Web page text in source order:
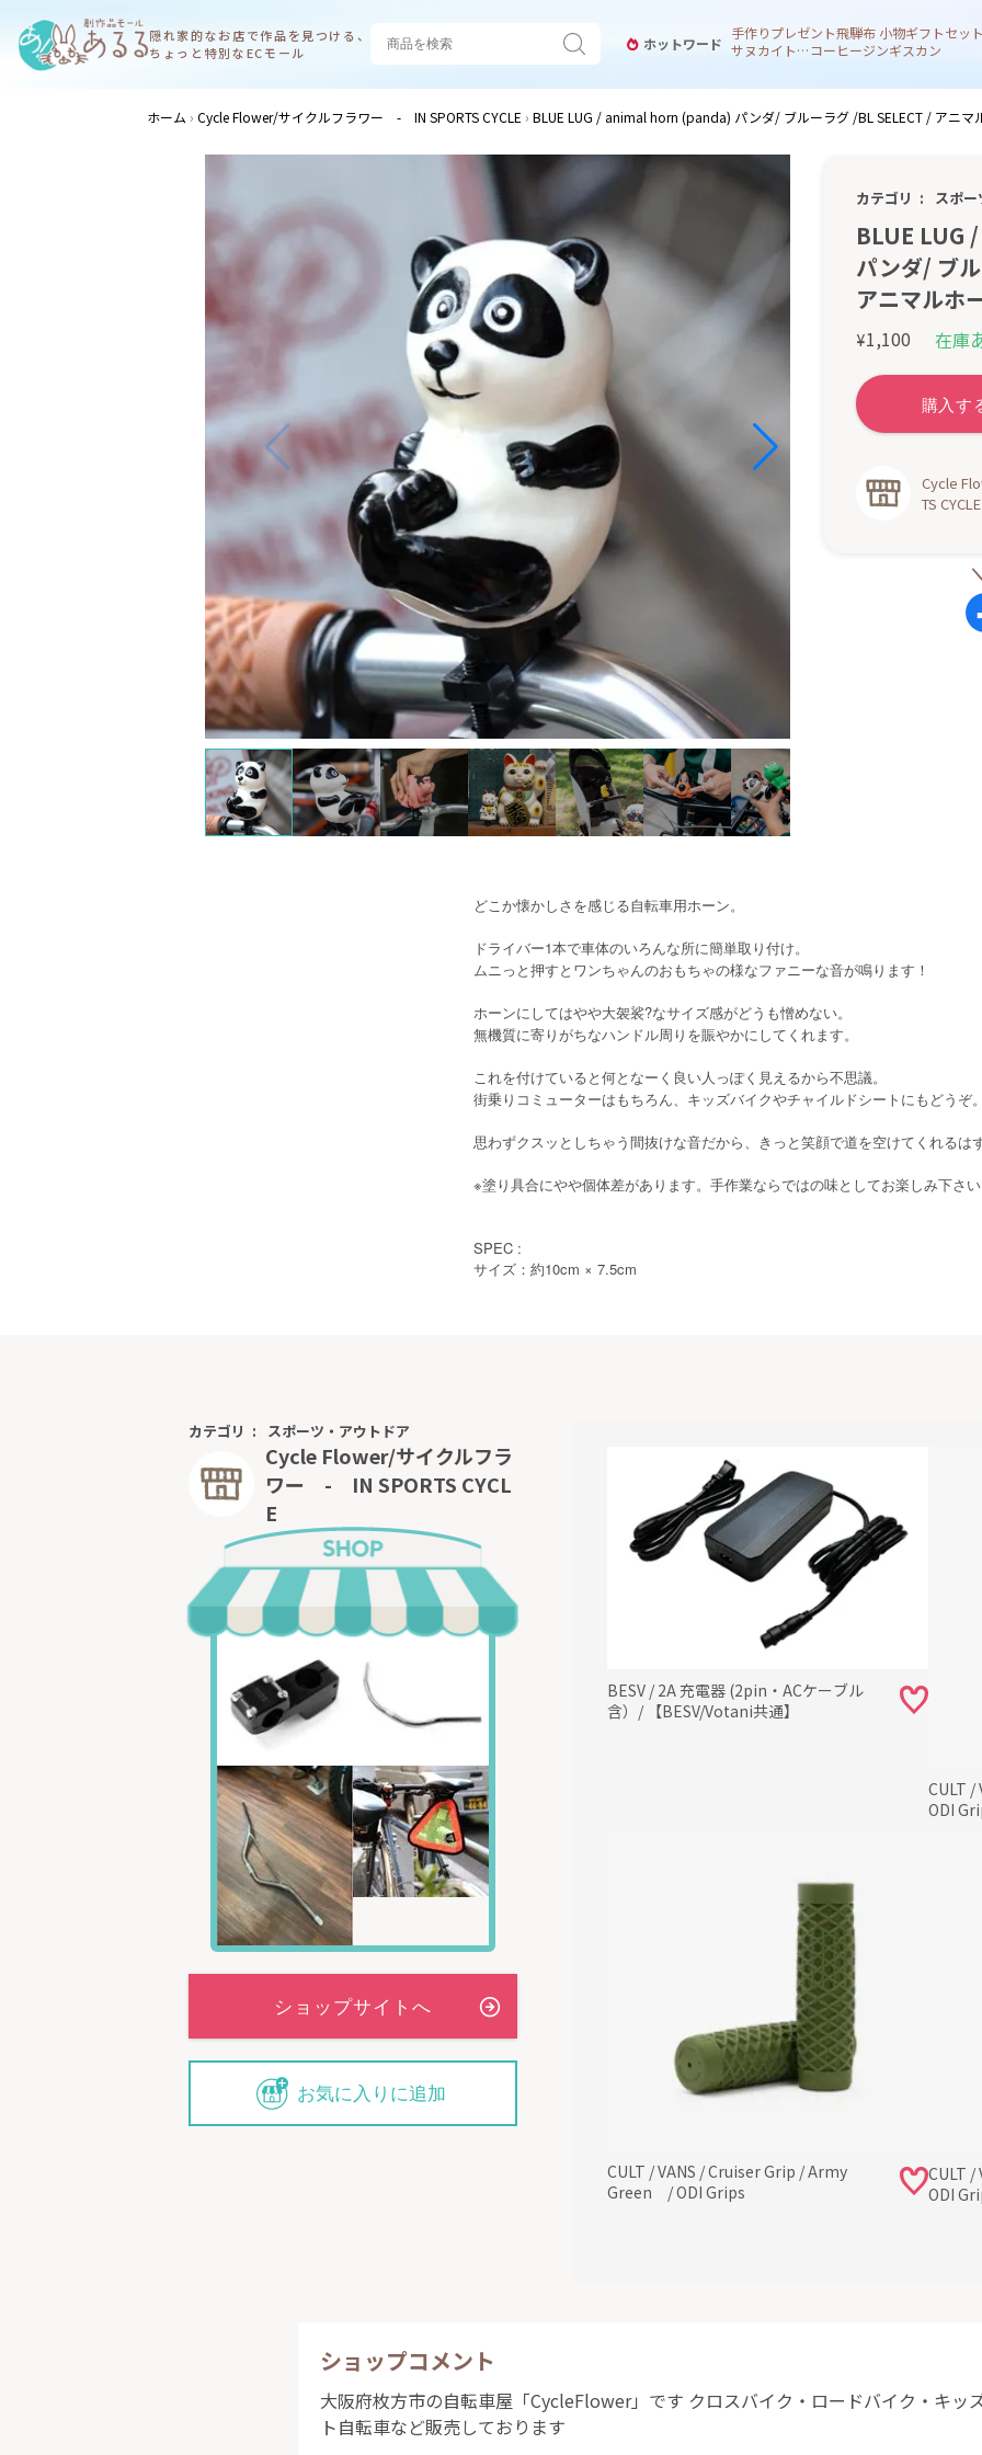
隠れ家的なお店で作品を見つける、
ちょっと特別なECモール
ホットワード
手作りプレゼント飛騨布 小物ギフトセット
サヌカイト 風鈴コーヒージンギスカン
ホーム Cycle Flower/サイクルフラワー - IN SPORTS CYCLE BLUE LUG / animal horn (panda) パンダ/ ブルーラグ /BL SELECT / アニマ
カテゴリ スポ
BLUE
パンダ/ ブ
アニマルホ
¥1,100 在庫
Cycle
TS CYCLE
どこか懐かしさを感じる自転車用ホーン。
ドライバー1本で車体のいろんな所に簡単取り付け。
ムニっと押すとワンちゃんのおもちゃの様なファニーな音が鳴ります！
ホーンにしてはやや大袈裟?なサイズ感がどうも憎めない。
無機質に寄りがちなハンドル周りを賑やかにしてくれます。
これを付けていると何となーく良い人っぽく見えるから不思議。
街乗りコミューターはもちろん、キッズバイクやチャイルドシートにもどうぞ。
思わずクスッとしちゃう間抜けな音だから、きっと笑顔で道を空けてくれるは
※塗り具合にやや個体差があります。手作業ならではの味としてお楽しみ下さい
SPEC :
サイズ：約10cm × 7.5cm
カテゴリ スポーツ・アウトドア
Cycle Flower/サイクルフラ
ワー - IN SPORTS CYCL
E
お気に入りに追加
BESV / 2A 充電器 (2pin・ACケーブル
含）/ 【BESV/Votani共通】
CULT
ODI
CULT / VANS / Cruiser Grip / Army
Green / ODI Grips
CULT
ODI
ショップコメント
大阪府枚方市の自転車屋「CycleFlower」です クロスバイク・ロードバイク・キッ
ト自転車など販売しております